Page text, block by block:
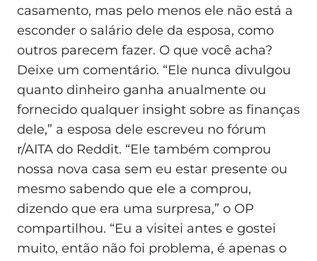
casamento, mas pelo menos ele não está a
esconder o salário dele da esposa, como
outros parecem fazer. O que você acha?
Deixe um comentário. “Ele nunca divulgou
quanto dinheiro ganha anualmente ou
fornecido qualquer insight sobre as finanças
dele,” a esposa dele escreveu no fórum
r/AITA do Reddit. “Ele também comprou
nossa nova casa sem eu estar presente ou
mesmo sabendo que ele a comprou,
dizendo que era uma surpresa,” o OP
compartilhou. “Eu a visitei antes e gostei
muito, então não foi problema, é apenas o